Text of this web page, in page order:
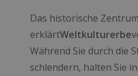
Das historische
erklärtWeltkulturerbe
Während Sie durch die
schlendern, halten Sie